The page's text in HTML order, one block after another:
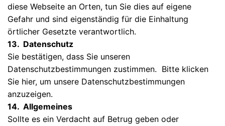
diese Webseite an Orten, tun Sie dies auf eigene
Gefahr und sind eigenständig für die Einhaltung
örtlicher Gesetzte verantwortlich.
13. Datenschutz
Sie bestätigen, dass Sie unseren
Datenschutzbestimmungen zustimmen. Bitte klicken
Sie hier, um unsere Datenschutzbestimmungen
anzuzeigen.
14. Allgemeines
Sollte es ein Verdacht auf Betrug geben oder